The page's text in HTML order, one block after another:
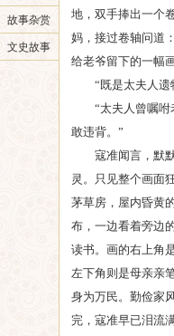
故事杂赏
文史故事
地，双手捧出一个
妈，接过卷轴问道
给老爷留下的一幅
“既是太夫人
“太夫人曾嘱
敢违背。”
寇准闻言，默
灵。只见整个画面
茅草房，屋内昏黄
布，一边看着旁边
读书。画的右上角
左下角则是母亲亲
身为万民。勤俭家
完，寇准早已泪流满